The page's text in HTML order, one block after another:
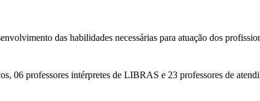
das habilidades necessárias para atuação dos
06 professores intérpretes de LIBRAS e 23 professores de